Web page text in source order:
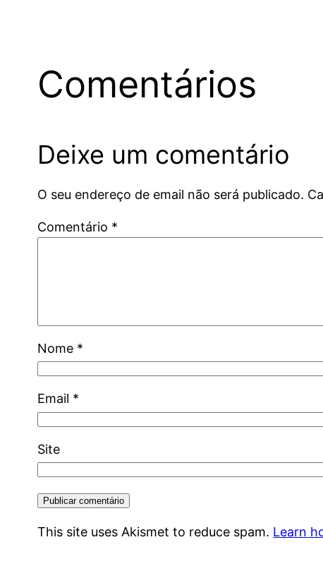
Comentários
Deixe um comentário
O seu endereço de email não será publicado.
Comentário *
Nome *
Email *
Site
This site uses Akismet to reduce spam. Learn